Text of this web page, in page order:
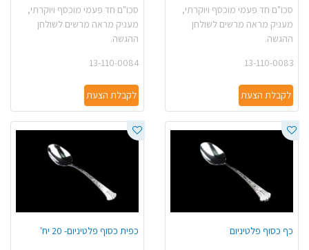
סכו"ם חד פעמי מוכסף ויוקרתי,
מעניק מראה מרשים לשולחן
ההגשה.
13-110-0083
לקבלת הצעת
סכו"ם חד פעמי מוכסף ויוקרתי,
מעניק מראה מרשים לשולחן
ההגשה.
13-110-0084
לקבלת הצעת
כף כסוף פלטיניום כפית כסוף פלטיניום- 20 יח'